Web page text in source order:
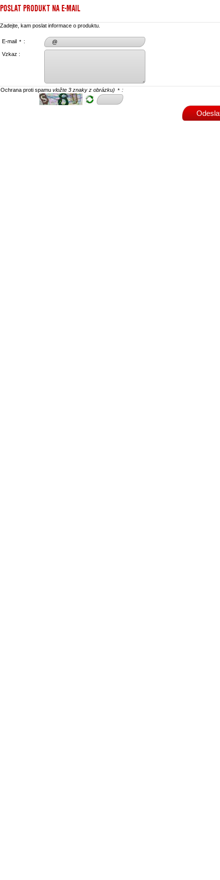
POSLAT PRODUKT NA E-MAIL
Zadejte, kam poslat informace o produktu.
E-mail * :
Vzkaz :
Ochrana proti spamu vložte 3 znaky z obrázku) * :